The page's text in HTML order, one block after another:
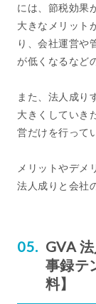
には、節税効果
大きなメリット
り、会社運営や
が低くなるなど
また、法人成り
大きくしていき
営だけを行って
メリットやデメ
法人成りと会社
GVA
事録テ
料】